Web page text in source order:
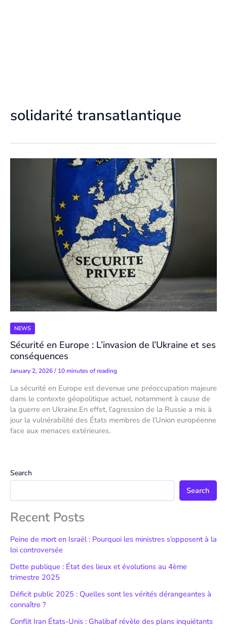
solidarité transatlantique
NEWS
Sécurité en Europe : L’invasion de l’Ukraine et ses
conséquences
January 2, 2026/ 10 minutes of reading
La sécurité en Europe est devenue une préoccupation majeure
dans le contexte géopolitique actuel, notamment à cause de
la guerre en Ukraine.En effet, l’agression de la Russie a mis à
jour la vulnérabilité des États membres de l’Union européenne
face aux menaces extérieures.
Search
Search
Recent Posts
Peine de mort en Israël : Pourquoi les ministres s’opposent à la
loi controversée
Dette publique : État des lieux et évolutions au 4ème
trimestre 2025
Déficit public 2025 : Quelles sont les vérités dérangeantes à
connaître ?
Conflit Iran États-Unis : Ghalibaf révèle des plans inquiétants